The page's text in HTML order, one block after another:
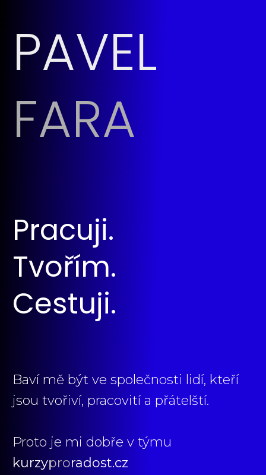
PAVEL
FARA
Pracuji.
Tvořím.
Cestuji.
Baví mě být ve společnosti lidí, kteří
jsou tvořiví, pracovití a přátelští.
Proto je mi dobře v týmu
kurzyproradost.cz